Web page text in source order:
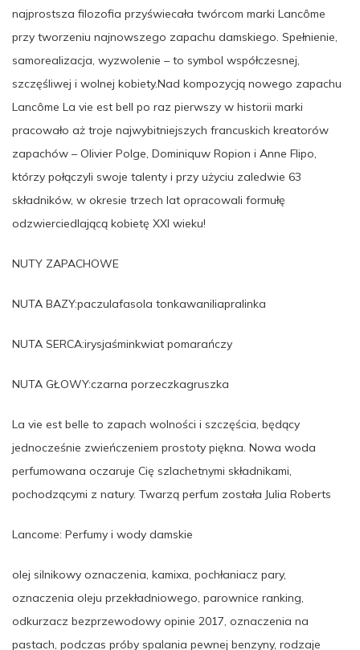
najprostsza filozofia przyświecała twórcom marki Lancôme
przy tworzeniu najnowszego zapachu damskiego. Spełnienie,
samorealizacja, wyzwolenie – to symbol współczesnej,
szczęśliwej i wolnej kobiety.Nad kompozycją nowego zapachu
Lancôme La vie est bell po raz pierwszy w historii marki
pracowało aż troje najwybitniejszych francuskich kreatorów
zapachów – Olivier Polge, Dominiquw Ropion i Anne Flipo,
którzy połączyli swoje talenty i przy użyciu zaledwie 63
składników, w okresie trzech lat opracowali formułę
odzwierciedlającą kobietę XXI wieku!
NUTY ZAPACHOWE
NUTA BAZY:paczulafasola tonkawaniliapralinka
NUTA SERCA:irysjaśminkwiat pomarańczy
NUTA GŁOWY:czarna porzeczkagruszka
La vie est belle to zapach wolności i szczęścia, będący
jednocześnie zwieńczeniem prostoty piękna. Nowa woda
perfumowana oczaruje Cię szlachetnymi składnikami,
pochodzącymi z natury. Twarzą perfum została Julia Roberts
Lancome: Perfumy i wody damskie
olej silnikowy oznaczenia, kamixa, pochłaniacz pary,
oznaczenia oleju przekładniowego, parownice ranking,
odkurzacz bezprzewodowy opinie 2017, oznaczenia na
pastach, podczas próby spalania pewnej benzyny, rodzaje